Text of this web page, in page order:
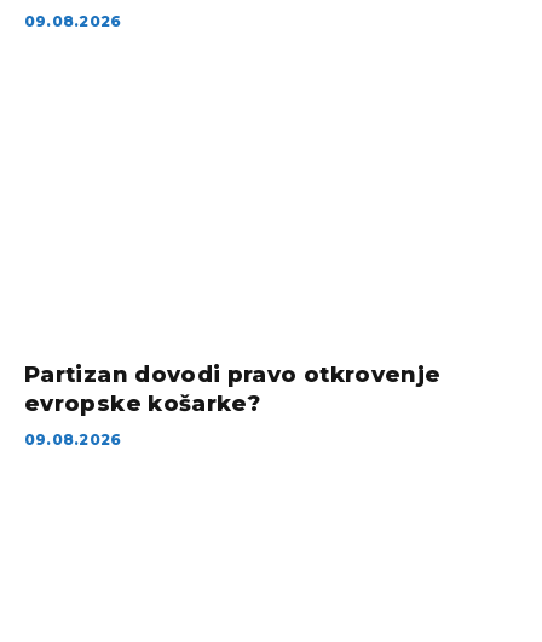
09.08.2026
Partizan dovodi pravo otkrovenje
evropske košarke?
09.08.2026